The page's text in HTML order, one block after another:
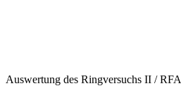
Auswertung des Ringversuchs II / RFA